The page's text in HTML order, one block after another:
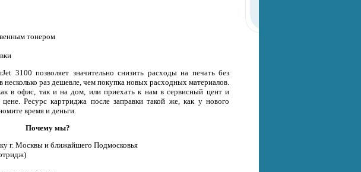
тонером
3100 позволяет значительно снизить расходы на печать без
несколько раз дешевле, чем покупка новых расходных материалов.
в офис, так и на дом, или приехать к нам в сервисный цент и
Ресурс картриджа после заправки такой же, как у нового
время и деньги.
Почему мы?
г. Москвы и ближайшего Подмосковья